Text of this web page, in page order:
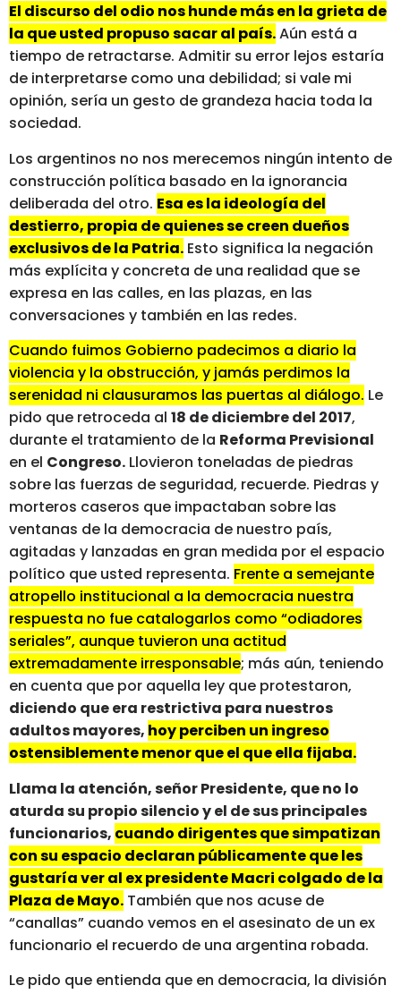
El discurso del odio nos hunde más en la grieta de
la que usted propuso sacar al país.Aún está a
tiempo de retractarse. Admitir su error lejos estaría
de interpretarse como una debilidad; si vale mi
opinión, sería un gesto de grandeza hacia toda la
sociedad.
Los argentinos no nos merecemos ningún intento de
construcción política basado en la ignorancia
deliberada del otro. Esa es la ideología del
destierro, propia de quienes se creen dueños
exclusivos de la Patria. Esto significa la negación
más explícita y concreta de una realidad que se
expresa en las calles, en las plazas, en las
conversaciones y también en las redes.
Cuando fuimos Gobierno padecimos a diario la
violencia y la obstrucción, y jamás perdimos la
serenidad ni clausuramos las puertas al diálogo. Le
pido que retroceda al 18 de diciembre del 2017,
durante el tratamiento de la Reforma Previsional
en el Congreso. Llovieron toneladas de piedras
sobre las fuerzas de seguridad, recuerde. Piedras y
morteros caseros que impactaban sobre las
ventanas de la democracia de nuestro país,
agitadas y lanzadas en gran medida por el espacio
político que usted representa. Frente a semejante
atropello institucional a la democracia nuestra
respuesta no fue catalogarlos como “odiadores
seriales”, aunque tuvieron una actitud
extremadamente irresponsable; más aún, teniendo
en cuenta que por aquella ley que protestaron,
diciendo que era restrictiva para nuestros
adultos mayores, hoy perciben un ingreso
ostensiblemente menor que el que ella fijaba.
Llama la atención, señor Presidente, que no lo
aturda su propio silencio y el de sus principales
funcionarios, cuando dirigentes que simpatizan
con su espacio declaran públicamente que les
gustaría ver al ex presidente Macri colgado de la
Plaza de Mayo. También que nos acuse de
“canallas” cuando vemos en el asesinato de un ex
funcionario el recuerdo de una argentina robada.
Le pido que entienda que en democracia, la división